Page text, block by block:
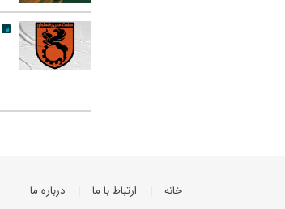
خانه ارتباط با ما درباره ما